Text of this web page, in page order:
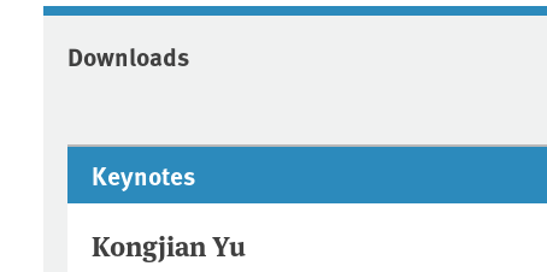
Downloads
Keynotes
Kongjian Yu